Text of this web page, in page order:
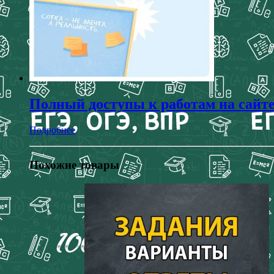
Полный доступы к работам на
Подробнее
Похожие товары